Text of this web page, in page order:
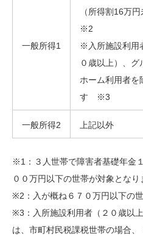
一般所得1
（所得割16万円
※2
※入所施設利用
０歳以上）、グ
ホーム利用者を
す ※3
一般所得2 上記以外
※1：３人世帯で障害者基礎年金
００万円以下の世帯が対象となり
※2：入が概ね６７０万円以下の
※3：入所施設利用者（２０歳以
は、市町村民税課税世帯の場合